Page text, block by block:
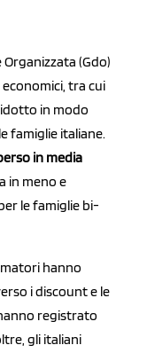
(Gdo)
tra cui
in modo
famiglie italiane.
in media
in meno e
le famiglie bi-
hanno
i discount e le
registrato
gli italiani